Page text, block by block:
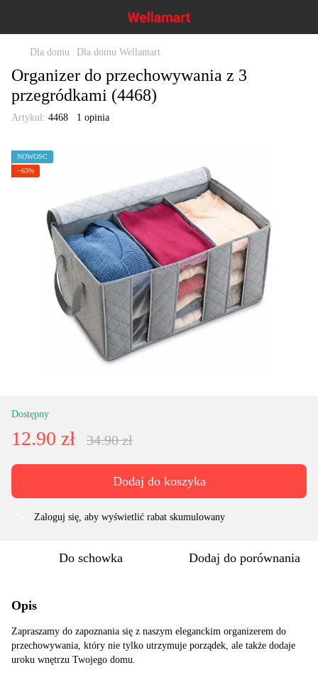
Dla domu Dla domu Wellamart
Organizer do przechowywania z 3
przegródkami (4468)
Artykuł: 4468 1 opinia
NOWOŚĆ
−63%
Dostępny
12.90 zł 34.90 zł
Dodaj do koszyka
Zaloguj się , aby wyświetlić rabat skumulowany
Do schowka Dodaj do porównania
Opis
Zapraszamy do zapoznania się z naszym eleganckim organizerem do
przechowywania, który nie tylko utrzymuje porządek, ale także dodaje
uroku wnętrzu Twojego domu.